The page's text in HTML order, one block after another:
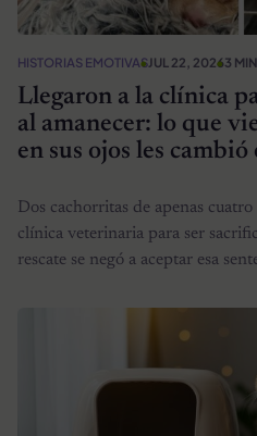
HISTORIAS EMOTIVASJUL 22, 20263 MIN
Llegaron a la clínica
al amanecer: lo que
en sus ojos les cambió
Dos cachorritas de apenas
clínica veterinaria para ser
rescate se negó a aceptar esa